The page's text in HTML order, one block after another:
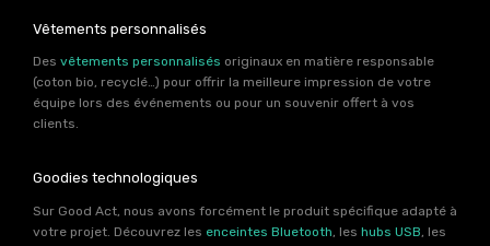
Vêtements personnalisés
Des vêtements personnalisés originaux en matière responsable
(coton bio, recyclé…) pour offrir la meilleure impression de votre
équipe lors des événements ou pour un souvenir offert à vos
clients.
Goodies technologiques
Sur Good Act, nous avons forcément le produit spécifique adapté à
votre projet. Découvrez les enceintes Bluetooth , les hubs USB , les